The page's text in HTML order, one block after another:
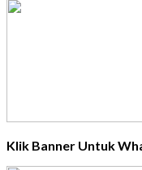
Klik Banner Untuk